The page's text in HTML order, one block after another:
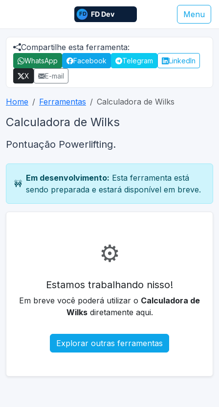
Menu
Compartilhe esta ferramenta:
WhatsApp Facebook Telegram
LinkedIn
X
E-mail
Home Ferramentas Calculadora de Wilks
Calculadora de Wilks
Pontuação Powerlifting.
🚧
Em desenvolvimento: Esta ferramenta está
sendo preparada e estará disponível em breve.
⚙️
Estamos trabalhando nisso!
Em breve você poderá utilizar o Calculadora de
Wilksdiretamente aqui.
Explorar outras ferramentas